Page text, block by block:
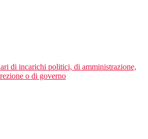
di incarichi politici, di amministrazione,
o di governo